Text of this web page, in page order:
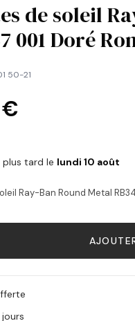
de soleil
001 Doré
50-21
€
plus tard le lundi 10 août
Ray-Ban Round Metal